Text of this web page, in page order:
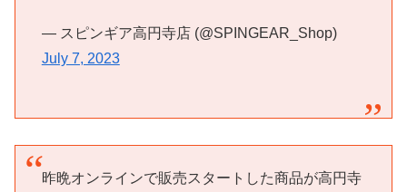
— スピンギア高円寺店 (@SPINGEAR_Shop)
July 7, 2023
昨晩オンラインで販売スタートした商品が高円寺